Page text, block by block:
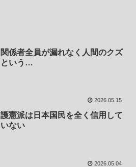
関係者全員が漏れなく人間のクズ
という…
2026.05.15
護憲派は日本国民を全く信用して
いない
2026.05.04